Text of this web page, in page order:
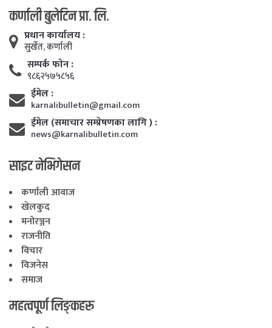
कर्णाली बुलेटिन प्रा. लि.
प्रधान कार्यालय :
सुर्खेत, कर्णाली
सम्पर्क फाेन :
९८६२५७५८५६
ईमेल :
karnalibulletin@gmail.com
ईमेल (समाचार सम्प्रेषणका लागि ) :
news@karnalibulletin.com
साइट नेभिगेसन
कर्णाली आवाज
खेलकुद
मनोरञ्जन
राजनीति
विचार
विजनेस
समाज
महत्वपूर्ण लिङ्कहरू